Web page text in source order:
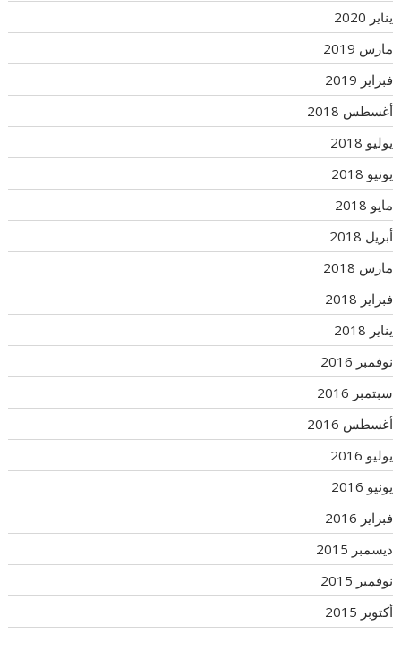
يناير 2020
مارس 2019
فبراير 2019
أغسطس 2018
يوليو 2018
يونيو 2018
مايو 2018
أبريل 2018
مارس 2018
فبراير 2018
يناير 2018
نوفمبر 2016
سبتمبر 2016
أغسطس 2016
يوليو 2016
يونيو 2016
فبراير 2016
ديسمبر 2015
نوفمبر 2015
أكتوبر 2015